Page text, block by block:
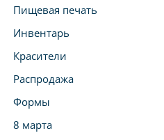
Пищевая печать
Инвентарь
Красители
Распродажа
Формы
8 марта